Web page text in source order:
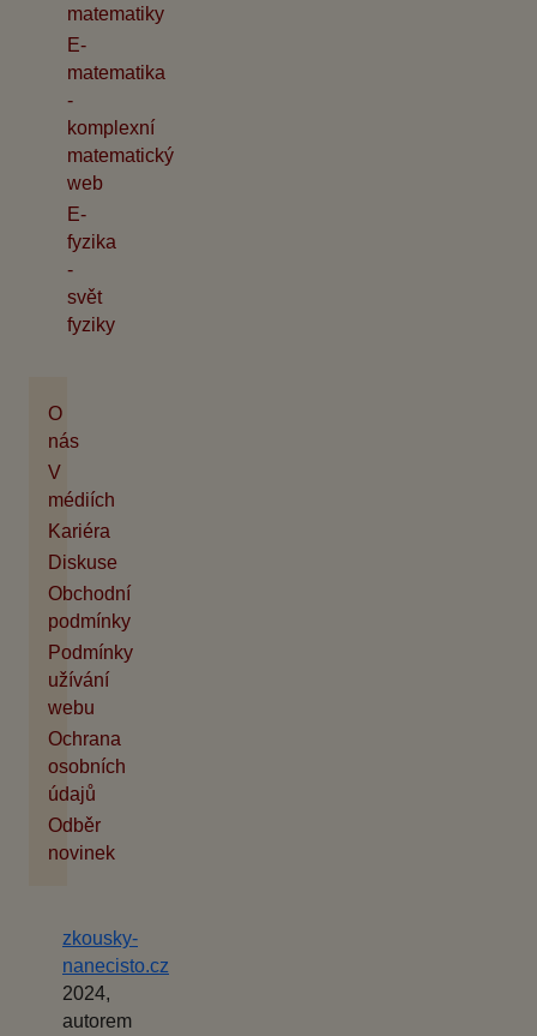
matematiky
E-
matematika
-
komplexní
matematický
web
E-
fyzika
-
svět
fyziky
O
nás
V
médiích
Kariéra
Diskuse
Obchodní
podmínky
Podmínky
užívání
webu
Ochrana
osobních
údajů
Odběr
novinek
zkousky-
nanecisto.cz
2024,
autorem